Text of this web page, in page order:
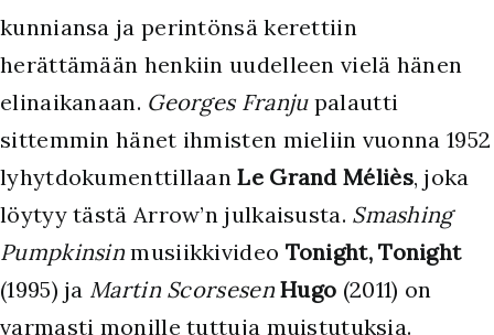
kunniansa ja perintönsä kerettiin
herättämään henkiin uudelleen vielä hänen
elinaikanaan. Georges Franjupalautti
sittemmin hänet ihmisten mieliin vuonna 1952
lyhytdokumenttillaanLe Grand Méliès, joka
löytyy tästä Arrow’n julkaisusta. Smashing
Pumpkinsin musiikkivideo Tonight, Tonight
(1995) ja Martin Scorsesen Hugo (2011) on
varmasti monille tuttuja muistutuksia.